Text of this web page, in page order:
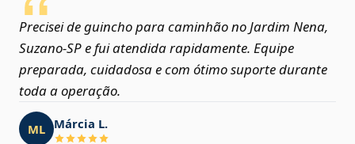
Precisei de guincho para caminhão no Jardim Nena,
Suzano‑SP e fui atendida rapidamente. Equipe
preparada, cuidadosa e com ótimo suporte durante
toda a operação.
ML Márcia L.